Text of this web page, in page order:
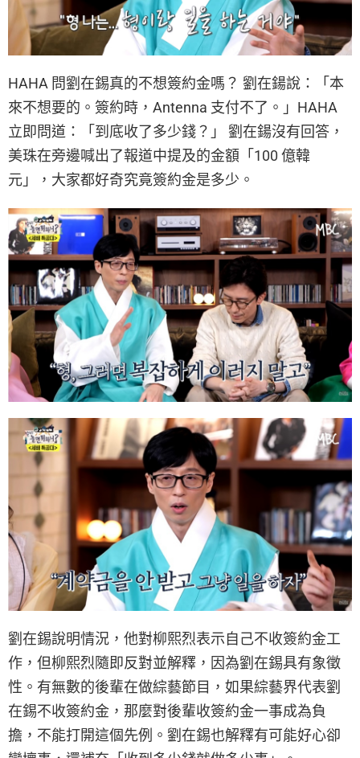
HAHA 問劉在錫真的不想簽約金嗎？ 劉在鍚說：「本
來不想要的。簽約時，Antenna 支付不了。」HAHA
立即問道：「到底收了多少錢？」 劉在鍚沒有回答，
美珠在旁邊喊出了報道中提及的金額「100 億韓
元」，大家都好奇究竟簽約金是多少。
劉在錫說明情況，他對柳熙烈表示自己不收簽約金工
作，但柳熙烈隨即反對並解釋，因為劉在錫具有象徵
性。有無數的後輩在做綜藝節目，如果綜藝界代表劉
在錫不收簽約金，那麼對後輩收簽約金一事成為負
擔，不能打開這個先例。劉在錫也解釋有可能好心卻